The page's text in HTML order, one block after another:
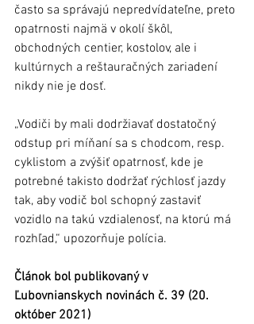
často sa správajú nepredvídateľne, preto
opatrnosti najmä v okolí škôl,
obchodných centier, kostolov, ale i
kultúrnych a reštauračných zariadení
nikdy nie je dosť.
„Vodiči by mali dodržiavať dostatočný
odstup pri míňaní sa s chodcom, resp.
cyklistom a zvýšiť opatrnosť, kde je
potrebné takisto dodržať rýchlosť jazdy
tak, aby vodič bol schopný zastaviť
vozidlo na takú vzdialenosť, na ktorú má
Článok bol publikovaný v
Ľubovnianskych novinách č. 39 (20.
október 2021)